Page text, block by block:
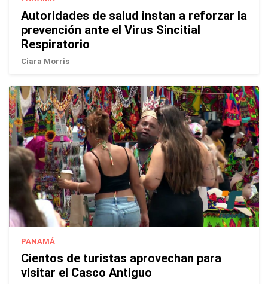
Autoridades de salud instan a reforzar la
prevención ante el Virus Sincitial
Respiratorio
Ciara Morris
PANAMÁ
Cientos de turistas aprovechan para
visitar el Casco Antiguo